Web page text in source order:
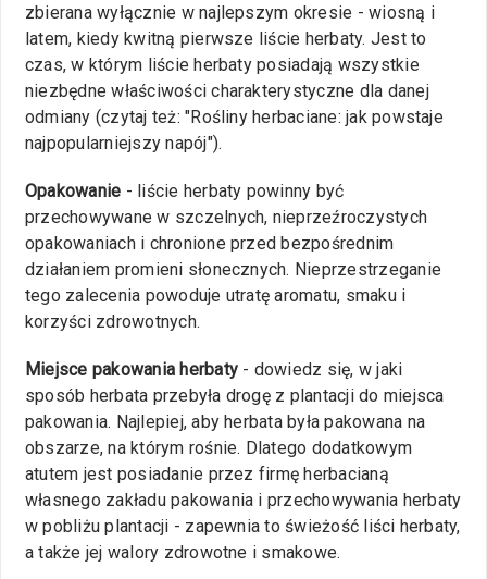
zbierana wyłącznie w najlepszym okresie - wiosną i
latem, kiedy kwitną pierwsze liście herbaty. Jest to
czas, w którym liście herbaty posiadają wszystkie
niezbędne właściwości charakterystyczne dla danej
odmiany (czytaj też: "Rośliny herbaciane: jak powstaje
najpopularniejszy napój").
Opakowanie - liście herbaty powinny być
przechowywane w szczelnych, nieprzeźroczystych
opakowaniach i chronione przed bezpośrednim
działaniem promieni słonecznych. Nieprzestrzeganie
tego zalecenia powoduje utratę aromatu, smaku i
korzyści zdrowotnych.
Miejsce pakowania herbaty - dowiedz się, w jaki
sposób herbata przebyła drogę z plantacji do miejsca
pakowania. Najlepiej, aby herbata była pakowana na
obszarze, na którym rośnie. Dlatego dodatkowym
atutem jest posiadanie przez firmę herbacianą
własnego zakładu pakowania i przechowywania herbaty
w pobliżu plantacji - zapewnia to świeżość liści herbaty,
a także jej walory zdrowotne i smakowe.